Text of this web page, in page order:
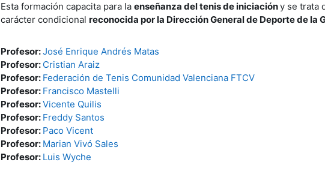
Esta formación capacita para la enseñanza del tenis de iniciacióny se trata
carácter condicional reconocida por la Dirección General de Deporte de la
Profesor:José Enrique Andrés Matas
Profesor: Cristian Araiz
Profesor: Federación de Tenis Comunidad Valenciana FTCV
Profesor: Francisco Mastelli
Profesor:Vicente Quilis
Profesor: Freddy Santos
Profesor: Paco Vicent
Profesor: Marian Vivó Sales
Profesor: Luis Wyche